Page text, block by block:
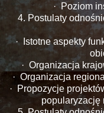
· Poziom
4. Postulaty
· Istotne aspekty
· Organizacja
· Organizacja
· Propozycje
popularyzację